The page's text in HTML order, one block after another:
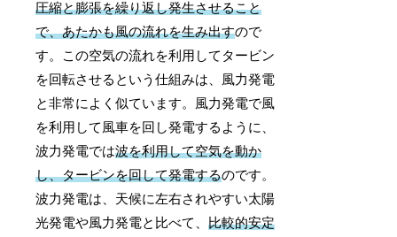
圧縮と膨張を繰り返し発生させること
で、あたかも風の流れを生み出すので
す。この空気の流れを利用してタービン
を回転させるという仕組みは、風力発電
と非常によく似ています。風力発電で風
を利用して風車を回し発電するように、
波力発電では波を利用して空気を動か
し、タービンを回して発電するのです。
波力発電は、天候に左右されやすい太陽
光発電や風力発電と比べて、比較的安定